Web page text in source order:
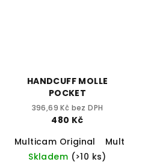
HANDCUFF MOLLE
POCKET
396,69 Kč bez DPH
480 Kč
Multicam Original
Skladem (>10 ks)